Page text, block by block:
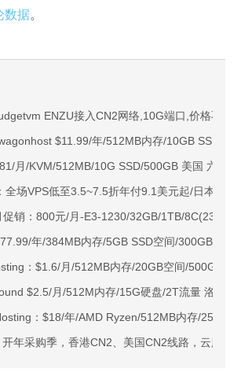
数据。
/免费CNIX/支持主流AI访问
量
/新用户下单送30元
端口/KVM/深港IX/双端独立IP/香港原生IP
AS9929/CMIN2/软银等线路
标准区/国内优化网络
Ryzen7950x/4GB/100GB NVMe/
空间/6TB流量/10Gbps端口/KVM/洛杉矶
付61元起
利亚VPS九折
ENZU接入CN2网络,10G端口,价格不变
$11.99/年/512MB内存/10GB SSD空
月/KVM/512MB/10G SSD/500GB 美国 六数据
全场VPS低至3.5~7.5折年付9.1美元起/日本/洛
销：800元/月-E3-1230/32GB/1TB/8C(232个
年/384MB内存/5GB SSD空间/300GB流
：$1.6/月/512MB内存/20GB空间/500GB流
$2.5/月/512M内存/15G硬盘/2T流量 洛杉矶
：$18/年/AMD Ryzen/512MB内存/25GB
年采购季，香港CN2、美国CN2线路，云服务